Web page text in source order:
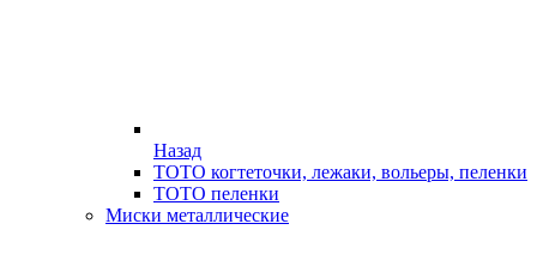
Назад
ТОТО когтеточки, лежаки, вольеры, пеленки
ТОТО пеленки
Миски металлические